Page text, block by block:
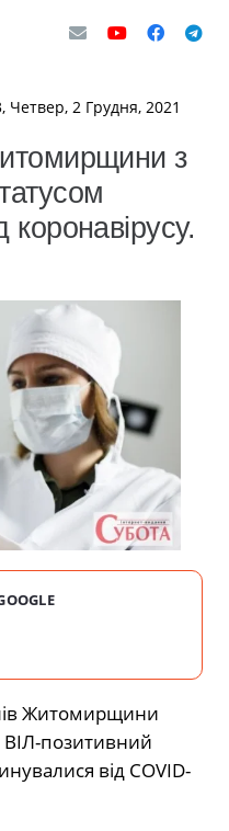
Четвер, 2 Грудня, 2021
з
коронавірусу.
Житомирщини
позитивний
від COVID-